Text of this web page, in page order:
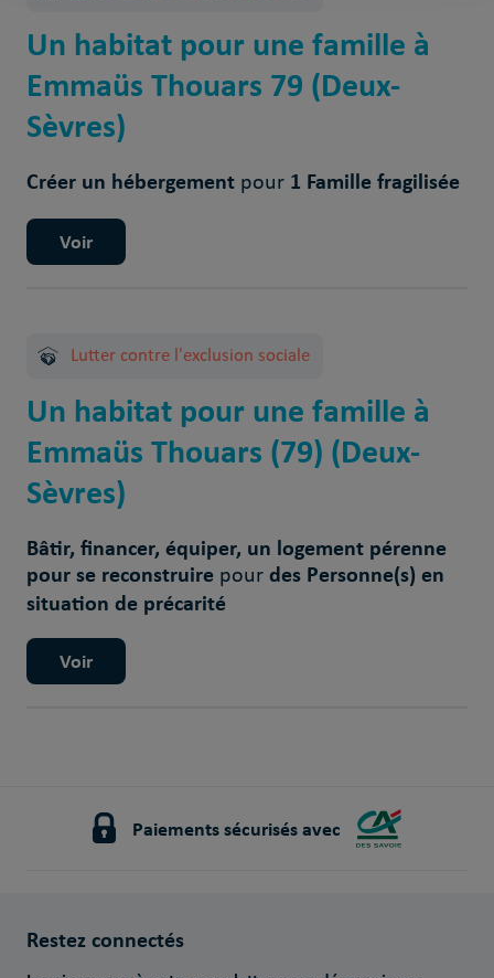
Un habitat pour une famille à
Emmaüs Thouars 79 (Deux-
Sèvres)
Créer un hébergement pour1 Famille fragilisée
Voir
Lutter contre l'exclusion sociale
Un habitat pour une famille à
Emmaüs Thouars (79) (Deux-
Sèvres)
Bâtir, financer, équiper, un logement pérenne
pour se reconstruire pourdes Personne(s) en
situation de précarité
Voir
Paiements sécurisés avec
Restez connectés